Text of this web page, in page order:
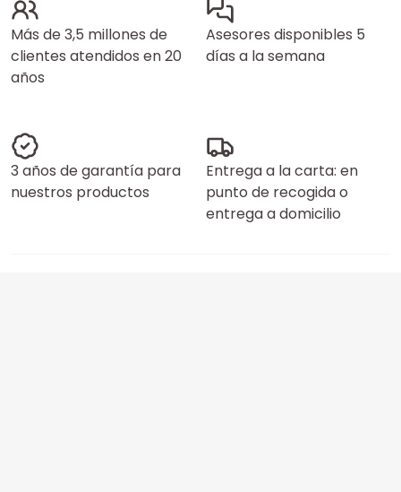
Más de 3,5 millones de
clientes atendidos en 20
años
Asesores disponibles 5
días a la semana
3 años de garantía para
nuestros productos
Entrega a la carta: en
punto de recogida o
entrega a domicilio